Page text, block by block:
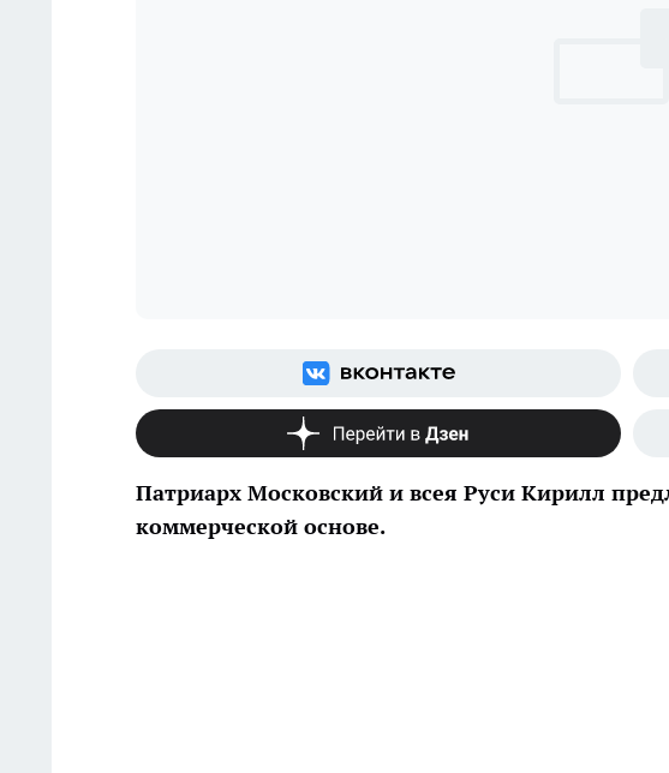
Патриарх Московский и всея Руси Кирилл
коммерческой основе.